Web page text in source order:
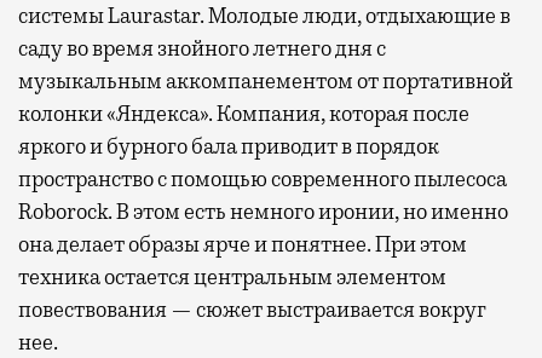
системы Laurastar. Молодые люди, отдыхающие в
саду во время знойного летнего дня с
музыкальным аккомпанементом от портативной
колонки «Яндекса». Компания, которая после
яркого и бурного бала приводит в порядок
пространство с помощью современного пылесоса
Roborock. В этом есть немного иронии, но именно
она делает образы ярче и понятнее. При этом
техника остается центральным элементом
повествования — сюжет выстраивается вокруг
нее.